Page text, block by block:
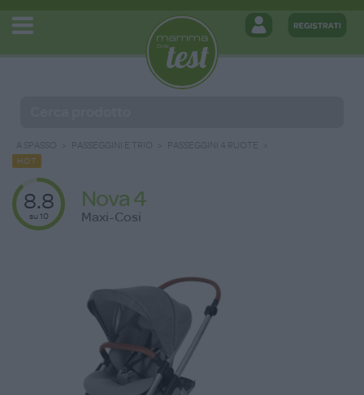
A SPASSO PASSEGGINI E TRIO PASSEGGINI 4 RUOTE
HOT
8.8
su 10
Nova 4
Maxi-Cosi